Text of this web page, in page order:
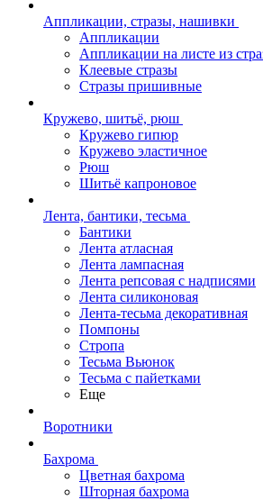
Аппликации, стразы, нашивки
Аппликации
Аппликации на листе из
Клеевые стразы
Стразы пришивные
Кружево, шитьё, рюш
Кружево гипюр
Кружево эластичное
Рюш
Шитьё капроновое
Лента, бантики, тесьма
Бантики
Лента атласная
Лента лампасная
Лента репсовая с надписями
Лента силиконовая
Лента-тесьма декоративная
Помпоны
Стропа
Тесьма Вьюнок
Тесьма с пайетками
Еще
Воротники
Бахрома
Цветная бахрома
Шторная бахрома